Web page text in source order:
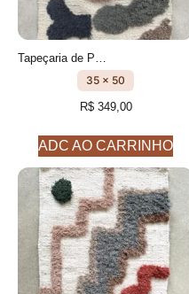
Tapeçaria de Parede - Quadro feito à mão- CM- Costa modelo 4
35 x 50
R$349,00
ADC AO CARRINHO